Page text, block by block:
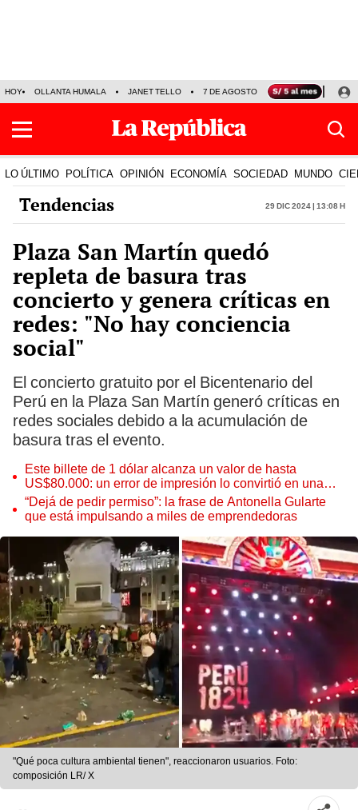
HOY OLLANTA HUMALA JANET TELLO 7 DE AGOSTO TINKA RESULTADOS
LO ÚLTIMO POLÍTICA OPINIÓN ECONOMÍA SOCIEDAD MUNDO
Tendencias 29 Dic 2024 | 13:08 h
Plaza San Martín quedó
repleta de basura tras
concierto y genera críticas en
redes: "No hay conciencia
social"
El concierto gratuito por el Bicentenario del
Perú en la Plaza San Martín generó críticas en
redes sociales debido a la acumulación de
basura tras el evento.
Este billete de 1 dólar alcanza un valor de hasta
US$80.000: un error de impresión lo convirtió en una
pieza única que hoy buscan coleccionistas de todo el
mundo
“Dejá de pedir permiso”: la frase de Antonella Gularte
que está impulsando a miles de emprendedoras
"Qué poca cultura ambiental tienen", reaccionaron usuarios. Foto:
composición LR/ X